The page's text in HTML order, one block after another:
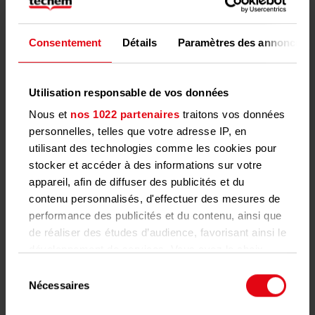
Consentement Détails Paramètres des annonces
Utilisation responsable de vos données
Nous et nos 1022 partenaires traitons vos données
personnelles, telles que votre adresse IP, en
utilisant des technologies comme les cookies pour
stocker et accéder à des informations sur votre
appareil, afin de diffuser des publicités et du
contenu personnalisés, d'effectuer des mesures de
performance des publicités et du contenu, ainsi que
de réaliser des études d’audience, favorisant ainsi le
finalités. Vous pouvez modifier ou retirer votre
consentement à tout moment en consultant la
Nécessaires
Protéger l’environnement
millions de foyers dans le monde, nous évitons
environ 8,7 millions de tonnes de CO₂ chaque année
Nous allons de l’avant – la politique
énergétique de Techem
Depuis 1952, Techem est synonyme d’utilisation efficace
de l’énergie et de l’eau grâce à des solutions innovantes.